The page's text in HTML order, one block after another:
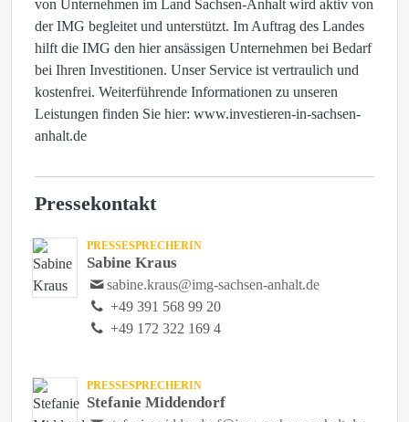
von Unternehmen im Land Sachsen-Anhalt wird aktiv von
der IMG begleitet und unterstützt. Im Auftrag des Landes
hilft die IMG den hier ansässigen Unternehmen bei Bedarf
bei Ihren Investitionen. Unser Service ist vertraulich und
kostenfrei. Weiterführende Informationen zu unseren
Leistungen finden Sie hier: www.investieren-in-sachsen-
anhalt.de
Pressekontakt
PRESSESPRECHERIN
Sabine Kraus
sabine.kraus@img-sachsen-anhalt.de
+49 391 568 99 20
+49 172 322 169 4
PRESSESPRECHERIN
Stefanie Middendorf